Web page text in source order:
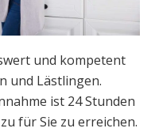
und kompetent
und Lästlingen.